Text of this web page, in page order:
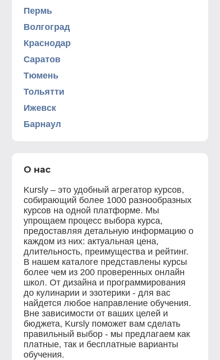
Пермь
Волгоград
Краснодар
Саратов
Тюмень
Тольятти
Ижевск
Барнаул
О нас
Kursly – это удобный агрегатор курсов,
собирающий более 1000 разнообразных
курсов на одной платформе. Мы
упрощаем процесс выбора курса,
предоставляя детальную информацию о
каждом из них: актуальная цена,
длительность, преимущества и рейтинг.
В нашем каталоге представлены курсы
более чем из 200 проверенных онлайн
школ. От дизайна и программирования
до кулинарии и эзотерики - для вас
найдется любое направление обучения.
Вне зависимости от ваших целей и
бюджета, Kursly поможет вам сделать
правильный выбор - мы предлагаем как
платные, так и бесплатные варианты
обучения.